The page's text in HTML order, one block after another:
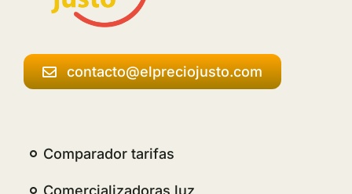
contacto@elpreciojusto.com
Comparador tarifas
Comercializadoras luz